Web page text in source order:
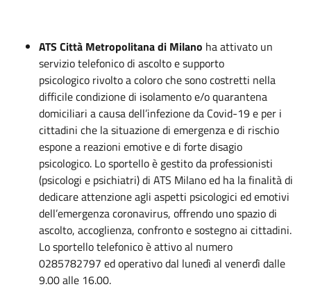
ATS Città Metropolitanadi Milano ha attivato un
servizio telefonico di ascolto e supporto
psicologico rivolto a coloro che sono costretti nella
difficile condizione di isolamento e/o quarantena
domiciliari a causa dell’infezione da Covid-19 e per i
cittadini che la situazione di emergenza e di rischio
espone a reazioni emotive e di forte disagio
psicologico. Lo sportello è gestito da professionisti
(psicologi e psichiatri) di ATS Milano ed ha la finalità di
dedicare attenzione agli aspetti psicologici ed emotivi
dell’emergenza coronavirus, offrendo uno spazio di
ascolto, accoglienza, confronto e sostegno ai cittadini.
Lo sportello telefonico è attivo al numero
0285782797 ed operativo dal lunedì al venerdì dalle
9.00 alle 16.00.